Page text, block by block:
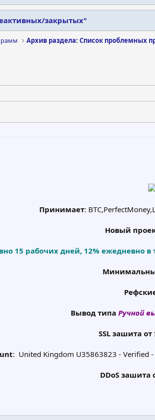
закрытых"
Принимает:
Новый
15 рабочих дней, 12% ежедневно
Вывод типа Ручной
SSL зашита от
: United Kingdom U35863823 - Verified
DDoS зашита